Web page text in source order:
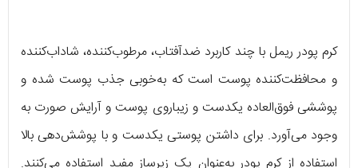
کرم پودر ریمل با چند کاربرد ضدآفتاب، مرطوب‌کننده، شاداب‌کننده
و محافظت‌کننده پوست است که به‌خوبی جذب پوست شده و
پوششی فوق‌العاده یکدست و زیباروی پوست و آرایش صورت به
وجود می‌آورد. برای داشتن پوستی یکدست و با پوشش‌دهی بالا